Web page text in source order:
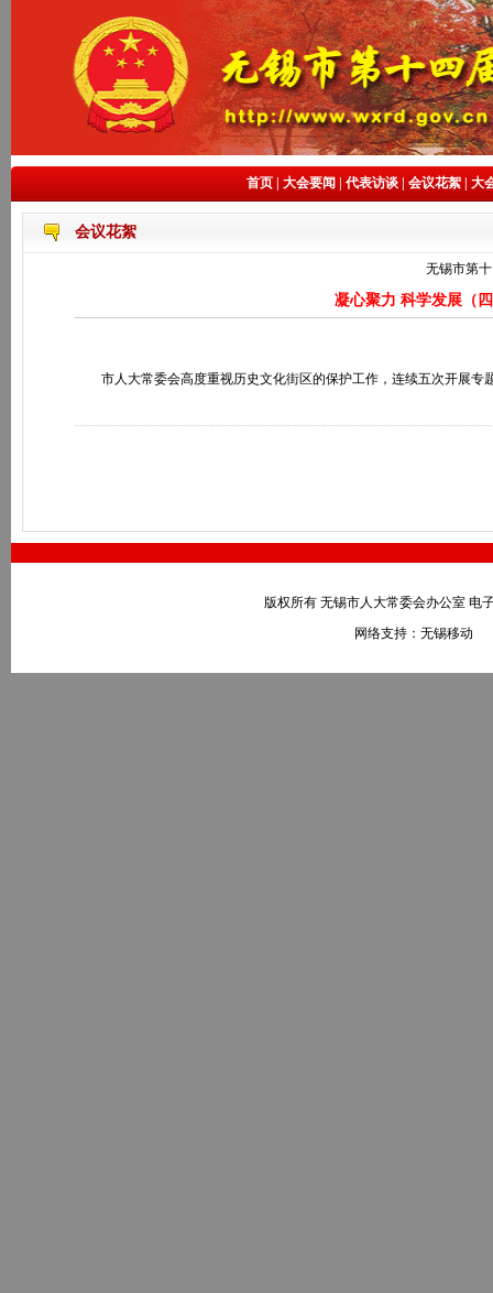
首页 大会要闻 代表访谈 会议花絮 大
会议花絮
无锡市第
凝心聚力 科学发展（
市人大常委会高度重视历史文化街区的保护工作，连续五次开展专
版权所有 无锡市人大常委会办公室 电
网络支持：无锡移动